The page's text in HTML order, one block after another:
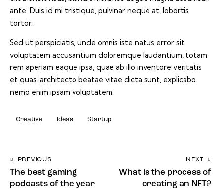
ante. Duis id mi tristique, pulvinar neque at, lobortis
tortor.
Sed ut perspiciatis, unde omnis iste natus error sit
voluptatem accusantium doloremque laudantium, totam
rem aperiam eaque ipsa, quae ab illo inventore veritatis
et quasi architecto beatae vitae dicta sunt, explicabo.
nemo enim ipsam voluptatem.
Creative Ideas Startup
PREVIOUS
The best gaming
podcasts of the year
NEXT
What is the process of
creating an NFT?